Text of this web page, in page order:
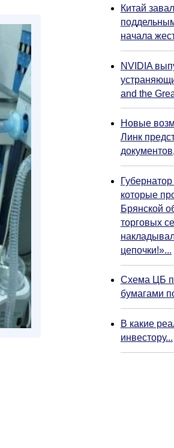
Китай
начала
NVIDIA
and the
Новые
Линк
которые
Брянской
торговых
цепочки!»...
Схема ЦБ
бумагами
В какие
инвестору...